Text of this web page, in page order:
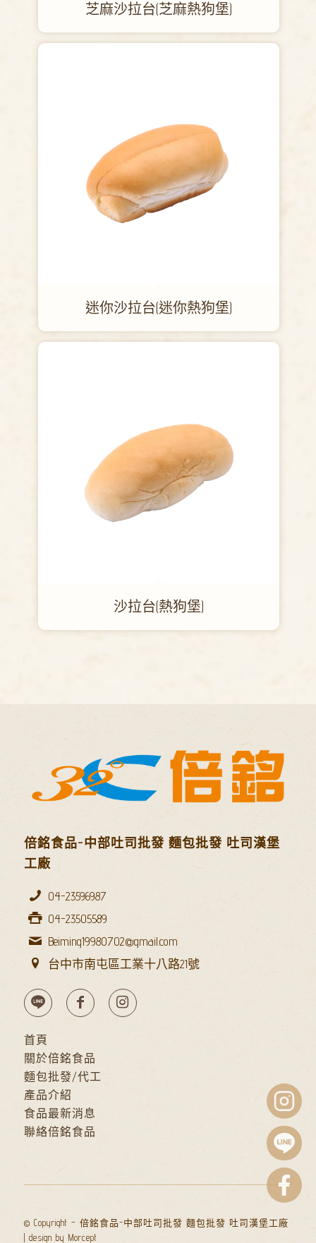
芝麻沙拉台(芝麻熱狗堡)
迷你沙拉台(迷你熱狗堡)
沙拉台(熱狗堡)
倍銘食品-中部吐司批發 麵包批發 吐司漢堡
工廠
04-23596987
04-23505589
Beiming19980702@gmail.com
台中市南屯區工業十八路21號
首頁
關於倍銘食品
麵包批發/代工
產品介紹
食品最新消息
聯絡倍銘食品
© Copyright – 倍銘食品-中部吐司批發 麵包批發 吐司漢堡工廠
| design by Morcept